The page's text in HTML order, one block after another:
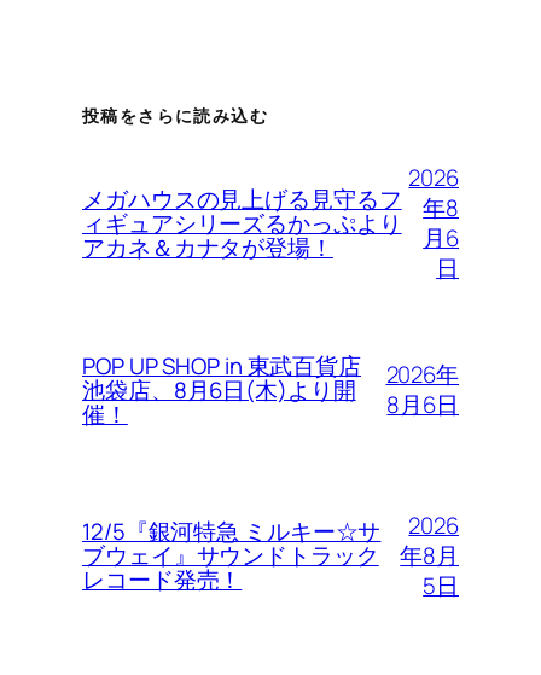
投稿をさらに読み込む
メガハウスの見上げる見守るフ
ィギュアシリーズるかっぷより
アカネ＆カナタが登場！
2026
年8
月6
日
POP UP SHOP in 東武百貨店
池袋店、8月6日(木)より開
催！
2026年
8月6日
12/5『銀河特急 ミルキー☆サ
ブウェイ』サウンドトラック
レコード発売！
2026
年8月
5日